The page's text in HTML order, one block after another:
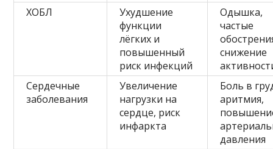
ХОБЛ
Ухудшение
функции
лёгких и
повышенный
риск инфекций
Одышка,
частые
снижение
Сердечные
заболевания
Увеличение
нагрузки на
сердце, риск
инфаркта
Боль в
аритмия,
давления